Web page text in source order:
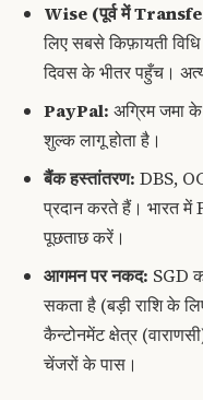
Wise (पूर्व में
लिए सबसे किफ़ायती
दिवस के भीतर पहुँच।
PayPal: अग्रिम जमा के
शुल्क लागू होता है।
बैंक हस्तांतरण: DBS,
प्रदान करते हैं। भारत
पूछताछ करें।
आगमन पर नकद: SGD
सकता है (बड़ी राशि के
कैन्टोनमेंट क्षेत्र
चेंजरों के पास।